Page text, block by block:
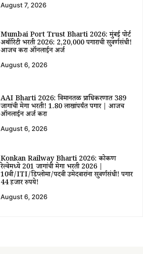
August 7, 2026
Mumbai Port Trust Bharti 2026: मुंबई पोर्ट
अथॉरिटी भरती 2026: ₹2,20,000 पगाराची सुवर्णसंधी!
आजच करा ऑनलाईन अर्ज
August 6, 2026
AAI Bharti 2026: विमानतळ प्राधिकरणात 389
जागांची मेगा भरती! ₹1.80 लाखांपर्यंत पगार | आजच
ऑनलाईन अर्ज करा
August 6, 2026
Konkan Railway Bharti 2026: कोकण
रेल्वेमध्ये 201 जागांची मेगा भरती 2026 |
10वी/ITI/डिप्लोमा/पदवी उमेदवारांना सुवर्णसंधी! पगार
44 हजार रुपये!
August 6, 2026